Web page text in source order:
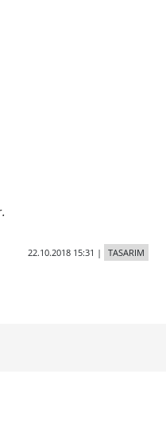
22.10.2018 15:31 | TASARIM